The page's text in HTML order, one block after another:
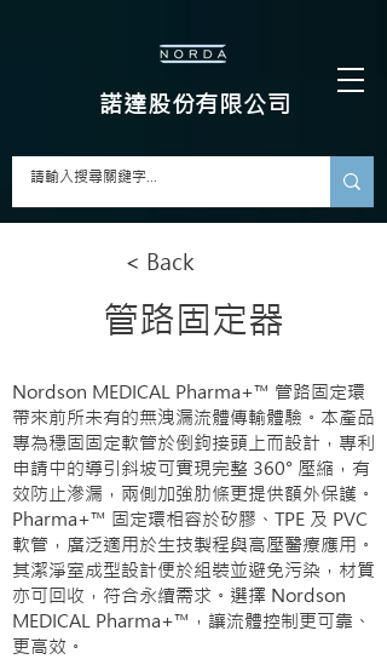
​諾達股份有限公司
< Back
管路固定器
Nordson MEDICAL Pharma+™ 管路固定環
帶來前所未有的無洩漏流體傳輸體驗。本產品
專為穩固固定軟管於倒鉤接頭上而設計，專利
申請中的導引斜坡可實現完整 360° 壓縮，有
效防止滲漏，兩側加強肋條更提供額外保護。
Pharma+™ 固定環相容於矽膠、TPE 及 PVC
軟管，廣泛適用於生技製程與高壓醫療應用。
其潔淨室成型設計便於組裝並避免污染，材質
亦可回收，符合永續需求。選擇 Nordson
MEDICAL Pharma+™，讓流體控制更可靠、
更高效。